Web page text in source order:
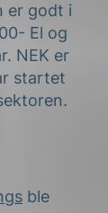
er godt i
El og
NEK er
startet
ble